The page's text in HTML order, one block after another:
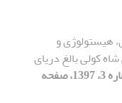
هیستولوژی و
کولی بالغ دریای
[دوره 31، شماره 3، 1397، صفحه